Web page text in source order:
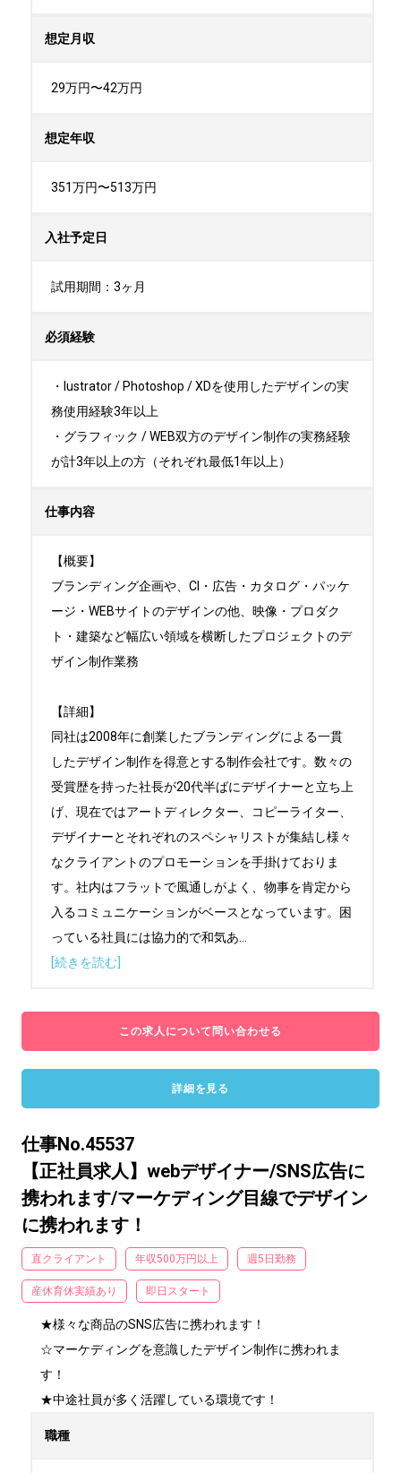
想定月収
29万円〜42万円
想定年収
351万円〜513万円
入社予定日
試用期間：3ヶ月
必須経験
・lustrator / Photoshop / XDを使用したデザインの実
務使用経験3年以上
・グラフィック / WEB双方のデザイン制作の実務経験
が計3年以上の方（それぞれ最低1年以上）
仕事内容
【概要】
ブランディング企画や、CI・広告・カタログ・パッケ
ージ・WEBサイトのデザインの他、映像・プロダク
ト・建築など幅広い領域を横断したプロジェクトのデ
ザイン制作業務
【詳細】
同社は2008年に創業したブランディングによる一貫
したデザイン制作を得意とする制作会社です。数々の
受賞歴を持った社長が20代半ばにデザイナーと立ち上
げ、現在ではアートディレクター、コピーライター、
デザイナーとそれぞれのスペシャリストが集結し様々
なクライアントのプロモーションを手掛けておりま
す。社内はフラットで風通しがよく、物事を肯定から
入るコミュニケーションがベースとなっています。困
っている社員には協力的で和気あ
[続きを読む]
この求人について問い合わせる
詳細を見る
仕事No.45537
【正社員求人】webデザイナー/SNS広告に
携われます/マーケディング目線でデザイン
に携われます！
直クライアント 年収500万円以上 週5日勤務
産休育休実績あり 即日スタート
★様々な商品のSNS広告に携われます！
☆マーケディングを意識したデザイン制作に携われま
す！
★中途社員が多く活躍している環境です！
職種